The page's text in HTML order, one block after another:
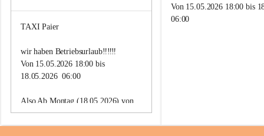
a
TAXI Paier
wir haben Betriebsurlaub‼️‼️‼️
Von 15.05.2026 18:00 bis
18.05.2026  06:00
Also Ab Montag (18.05.2026) von
06:00 Uhr sind wir wieder für Euch
da.
a
i
Von 15.05.2026 18:00 bis
06:00